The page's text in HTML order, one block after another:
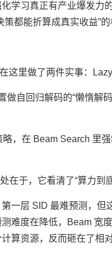
学习真正有产业爆发力
策都能折算成真实收益”
这里做了两件实事：
做自回归解码的“懒惰解
，在 Beam Search 里
在于，它看清了“算力到
一层 SID 最难预测，但
难度在降低，Beam 宽
算资源，反而砸在了相